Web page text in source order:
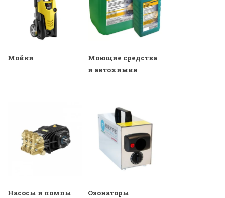
Мойки
Моющие средства
и автохимия
Насосы и помпы Озонаторы